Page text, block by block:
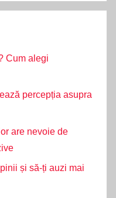
Cum alegi
percepția asupra
are nevoie de
și să-ți auzi mai